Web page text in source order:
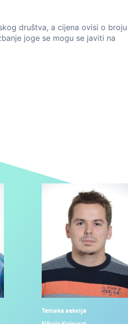
društva, a cijena ovisi o broju
joge se mogu se javiti na
Teniska sekcija